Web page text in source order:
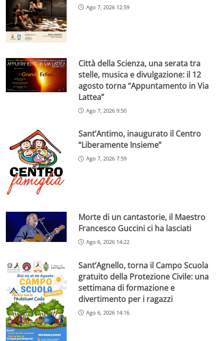
Ago 7, 2026 12:59
Città della Scienza, una serata tra
stelle, musica e divulgazione: il 12
agosto torna “Appuntamento in Via
Lattea”
Ago 7, 2026 9:50
Sant’Antimo, inaugurato il Centro
“Liberamente Insieme”
Ago 7, 2026 7:59
Morte di un cantastorie, il Maestro
Francesco Guccini ci ha lasciati
Ago 6, 2026 14:22
Sant’Agnello, torna il Campo Scuola
gratuito della Protezione Civile: una
settimana di formazione e
divertimento per i ragazzi
Ago 6, 2026 14:16